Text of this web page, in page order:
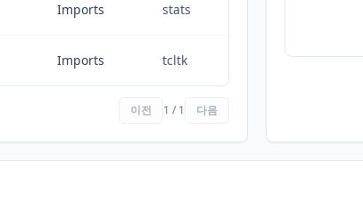
Imports stats
Imports tcltk
이전 1 / 1 다음